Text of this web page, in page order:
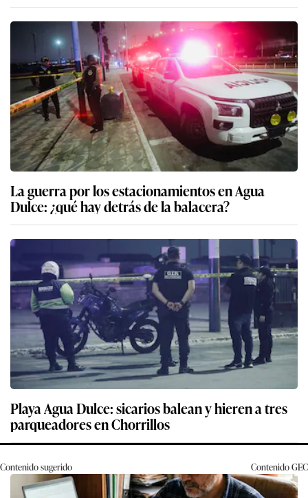
La guerra por los estacionamientos en Agua
Dulce: ¿qué hay detrás de la balacera?
Playa Agua Dulce: sicarios balean y hieren a tres
parqueadores en Chorrillos
Contenido sugerido ContenidoGEC